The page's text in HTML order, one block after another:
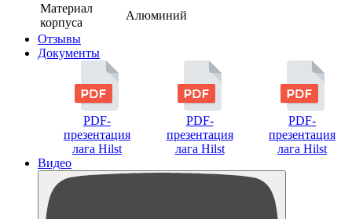
Материал
корпуса
Алюминий
Отзывы
Документы
PDF-
презентация
лага Hilst
PDF-
презентация
лага Hilst
PDF-
презентация
лага Hilst
Видео